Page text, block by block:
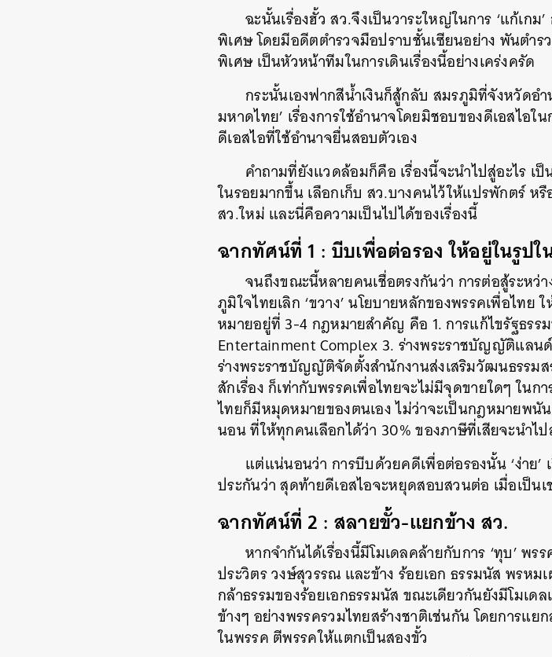
ฉะนั้นเรื่องฮั้ว สว.จึงเป็นวาระใหญ่ในการ ‘แก้เก
พิเศษ โดยมีอดีตตำรวจมือปราบชั้นเซียนอย่าง พันตำ
พิเศษ เป็นหัวหน้าทีมในการเดินเรื่องนี้อย่างเคร่งครัด
กระนั้นเองฟากสีน้ำเงินก็สู้กลับ สมรภูมิที่จังหวัดอ
มหาดไทย’ เรื่องการใช้อำนาจโดยมิชอบของดีเอสไ
ดีเอสไอที่ใช้อำนาจยื่นสอบตัวเอง
คำถามที่ยังแวดล้อมก็คือ เรื่องนี้จะนำไปสู่อะไร เ
ในรอยมากขึ้น เลือกเก็บ สว.บางคนไว้ให้แปรพักตร์ ห
สว.ใหม่ และนี่คือความเป็นไปได้ของเรื่องนี้
ฉากทัศน์ที่ 1 : บีบเพื่อต่อรอง ให้อยู่ในรูปใ
จนถึงขณะนี้หลายคนเชื่อตรงกันว่า การต่อสู้ระหว่า
ภูมิใจไทยเลิก ‘ขวาง’ นโยบายหลักของพรรคเพื่อไท
หมายอยู่ที่ 3-4 กฎหมายสำคัญ คือ 1. การแก้ไขรัฐธ
Entertainment Complex 3. ร่างพระราชบัญญัติแล
ร่างพระราชบัญญัติจัดตั้งสำนักงานส่งเสริมวัฒนธรรมส
สักเรื่อง ก็เท่ากับพรรคเพื่อไทยจะไม่มีจุดขายใดๆ ใน
ไทยก็มีหมุดหมายของตนเอง ไม่ว่าจะเป็นกฎหมายพ
นอน ที่ให้ทุกคนเลือกได้ว่า 30% ของภาษีที่เสียจะนำไ
แต่แน่นอนว่า การบีบด้วยคดีเพื่อต่อรองนั้น ‘ง่าย’
ประกันว่า สุดท้ายดีเอสไอจะหยุดสอบสวนต่อ เมื่อเป็น
ฉากทัศน์ที่ 2 : สลายขั้ว-แยกข้าง สว.
หากจำกันได้เรื่องนี้มีโมเดลคล้ายกับการ ‘ทุบ’ พ
ประวิตร วงษ์สุวรรณ และข้าง ร้อยเอก ธรรมนัส พรหม
กล้าธรรมของร้อยเอกธรรมนัส ขณะเดียวกันยังมีโมเด
ข้างๆ อย่างพรรครวมไทยสร้างชาติเช่นกัน โดยการแ
ในพรรค ตีพรรคให้แตกเป็นสองขั้ว
ค้นหา
SHARE